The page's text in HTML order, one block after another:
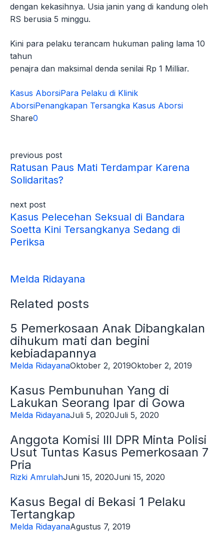
dengan kekasihnya. Usia janin yang di kandung oleh
RS berusia 5 minggu.
Kini para pelaku terancam hukuman paling lama 10
tahun
penajra dan maksimal denda senilai Rp 1 Milliar.
Kasus AborsiPara Pelaku di Klinik
AborsiPenangkapan Tersangka Kasus Aborsi
Share0
previous post
Ratusan Paus Mati Terdampar Karena
Solidaritas?
next post
Kasus Pelecehan Seksual di Bandara
Soetta Kini Tersangkanya Sedang di
Periksa
Melda Ridayana
Related posts
5 Pemerkosaan Anak Dibangkalan
dihukum mati dan begini
kebiadapannya
Melda RidayanaOktober 2, 2019Oktober 2, 2019
Kasus Pembunuhan Yang di
Lakukan Seorang Ipar di Gowa
Melda RidayanaJuli 5, 2020Juli 5, 2020
Anggota Komisi III DPR Minta Polisi
Usut Tuntas Kasus Pemerkosaan 7
Pria
Rizki AmrulahJuni 15, 2020Juni 15, 2020
Kasus Begal di Bekasi 1 Pelaku
Tertangkap
Melda RidayanaAgustus 7, 2019